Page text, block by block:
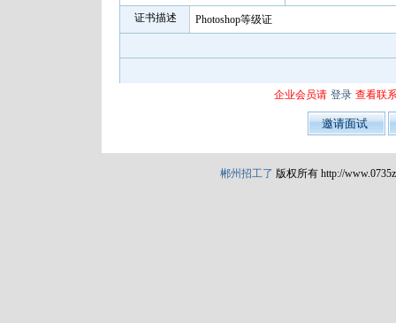
证书描述
Photoshop等级证
企业会员请 登录 查看联
郴州招工了 版权所有 http://